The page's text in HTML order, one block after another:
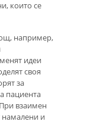
които се
например,
идеи
своя
за
пациента
взаимен
намалени и